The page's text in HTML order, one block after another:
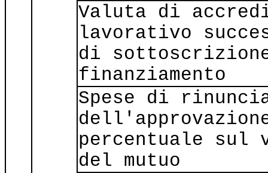
Valuta di
lavorativo
di
finanziamento
Spese di
percentuale sul
del mutuo